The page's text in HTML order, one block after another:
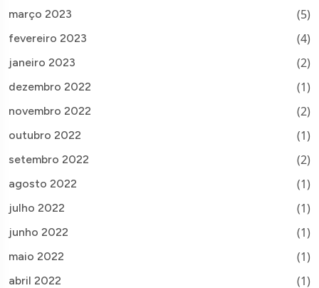
março 2023 (5)
fevereiro 2023 (4)
janeiro 2023 (2)
dezembro 2022 (1)
novembro 2022 (2)
outubro 2022 (1)
setembro 2022 (2)
agosto 2022 (1)
julho 2022 (1)
junho 2022 (1)
maio 2022 (1)
abril 2022 (1)